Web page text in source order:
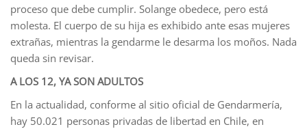
proceso que debe cumplir. Solange obedece, pero está
molesta. El cuerpo de su hija es exhibido ante esas mujeres
extrañas, mientras la gendarme le desarma los moños. Nada
queda sin revisar.
A LOS 12, YA SON ADULTOS
En la actualidad, conforme al sitio oficial de Gendarmería,
hay 50.021 personas privadas de libertad en Chile, en